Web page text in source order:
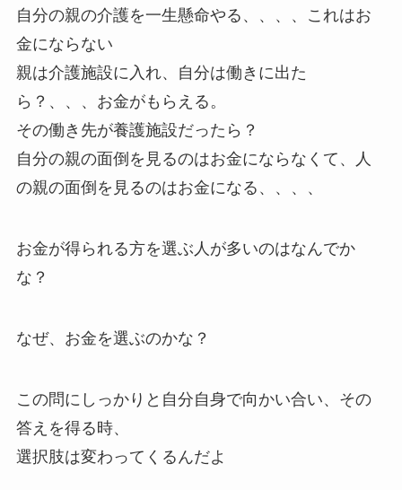
自分の親の介護を一生懸命やる、、、、これはお
金にならない
親は介護施設に入れ、自分は働きに出た
ら？、、、お金がもらえる。
その働き先が養護施設だったら？
自分の親の面倒を見るのはお金にならなくて、人
の親の面倒を見るのはお金になる、、、、
お金が得られる方を選ぶ人が多いのはなんでか
な？
なぜ、お金を選ぶのかな？
この問にしっかりと自分自身で向かい合い、その
答えを得る時、
選択肢は変わってくるんだよ